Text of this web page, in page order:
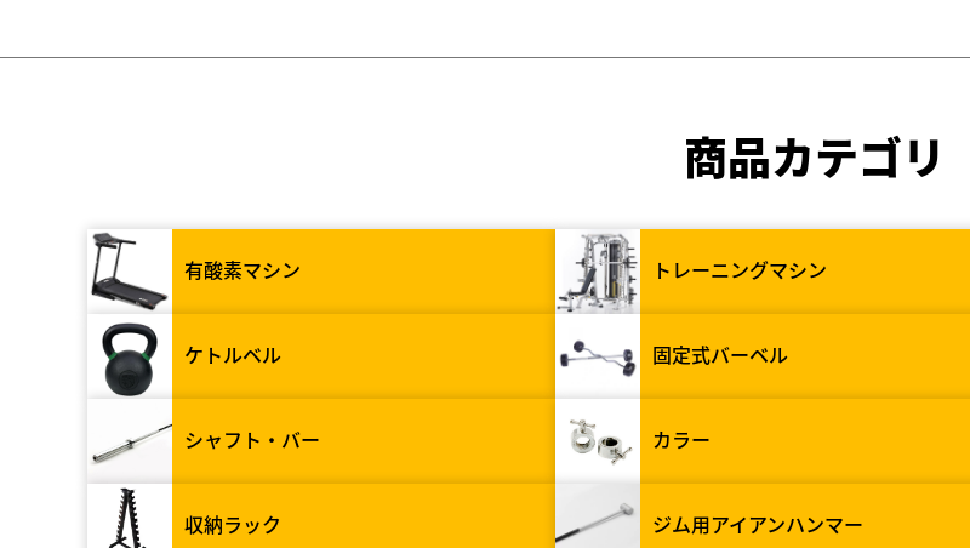
商品カテゴリ
有酸素マシン トレーニングマシン
ケトルベル 固定式バーベル
シャフト・バー カラー
収納ラック ジム用アイアンハンマー